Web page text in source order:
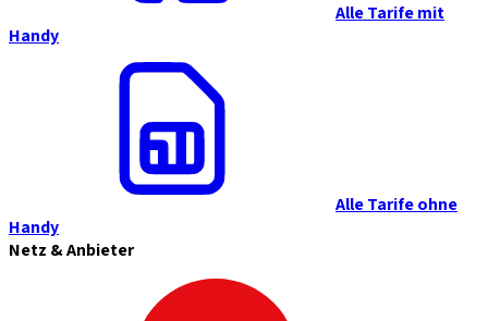
Alle Tarife mit
Handy
Alle Tarife ohne
Handy
Netz & Anbieter